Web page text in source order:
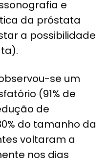
e
da próstata
a possibilidade
se um
(91% de
de
do tamanho da
voltaram a
nos dias